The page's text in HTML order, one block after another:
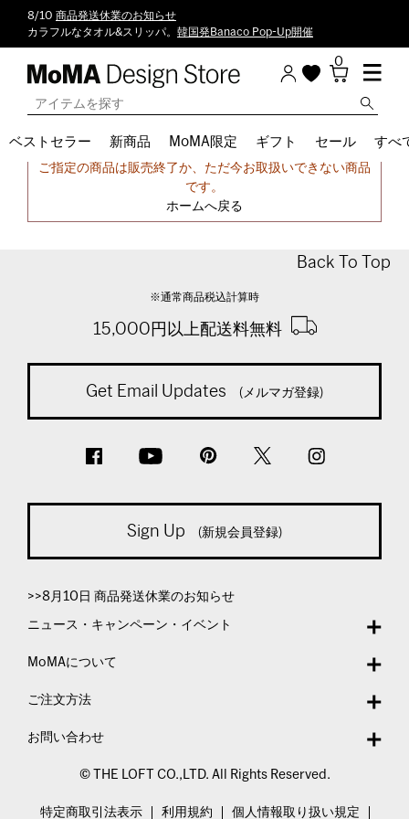
8/10 商品発送休業のお知らせ
カラフルなタオル&スリッパ。 韓国発Banaco Pop-Up開催
0
ベストセラー 新商品 MoMA限定 ギフト セール すべ
申し訳ございません。
ご指定の商品は販売終了か、ただ今お取扱いできない商品
です。
ホームへ戻る
Back To Top
※通常商品税込計算時
15,000円以上配送料無料
Get Email Updates (メルマガ登録)
Sign Up (新規会員登録)
>>8月10日 商品発送休業のお知らせ
ニュース・キャンペーン・イベント
MoMAについて
ご注文方法
お問い合わせ
© THE LOFT CO.,LTD. All Rights Reserved.
特定商取引法表示 利用規約 個人情報取り扱い規定